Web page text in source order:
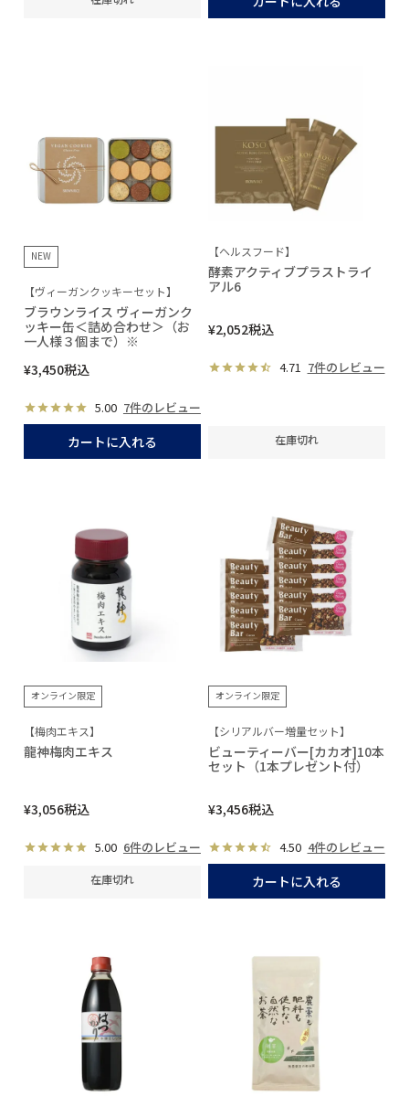
NEW
【ヴィーガンクッキーセット】
ブラウンライス ヴィーガンク
ッキー缶＜詰め合わせ＞（お
一人様３個まで）※
¥3,450税込
5.00 7件のレビュー
カートに入れる
【ヘルスフード】
酵素アクティブプラストライ
アル6
¥2,052税込
4.71 7件のレビュー
在庫切れ
オンライン限定
【梅肉エキス】
龍神梅肉エキス
¥3,056税込
5.00 6件のレビュー
在庫切れ
オンライン限定
【シリアルバー増量セット】
ビューティーバー[カカオ]10本
セット（1本プレゼント付）
¥3,456税込
4.50 4件のレビュー
カートに入れる